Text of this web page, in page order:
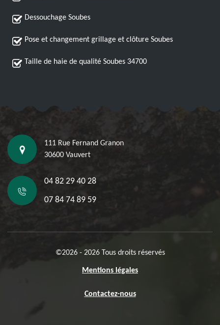
Dessouchage Soubes
Pose et changement grillage et clôture Soubes
Taille de haie de qualité Soubes 34700
111 Rue Fernand Granon
30600 Vauvert
04 82 29 40 28
07 84 74 89 59
©2026 - 2026 Tous droits réservés
Mentions légales
Contactez-nous